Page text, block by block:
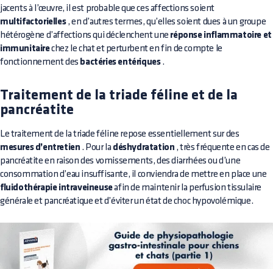
jacents à l’œuvre, il est probable que ces affections soient
multifactorielles, en d’autres termes, qu’elles soient dues à un groupe
hétérogène d’affections qui déclenchent une réponse inflammatoire et
immunitairechez le chat et perturbent en fin de compte le
fonctionnement des bactéries entériques.
Traitement de la triade féline et de la
pancréatite
Le traitement de la triade féline repose essentiellement sur des
mesures d’entretien . Pour la déshydratation , très fréquente en cas de
pancréatite en raison des vomissements, des diarrhées ou d’une
consommation d’eau insuffisante, il conviendra de mettre en place une
fluidothérapie intraveineuseafin de maintenir la perfusion tissulaire
générale et pancréatique et d’éviter un état de choc hypovolémique.